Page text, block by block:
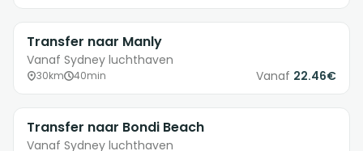
Transfer naar Manly
Vanaf Sydney luchthaven
30km 40min Vanaf 22.46€
Transfer naar Bondi Beach
Vanaf Sydney luchthaven